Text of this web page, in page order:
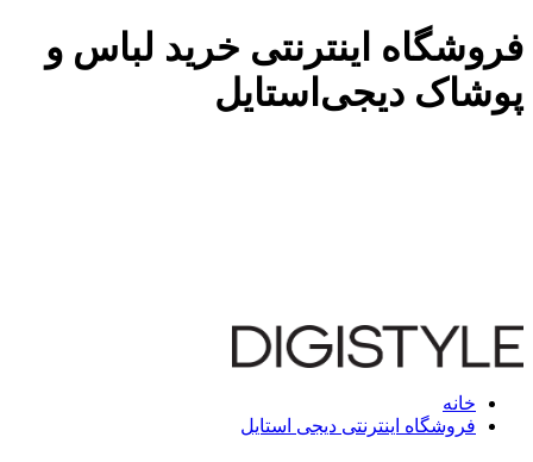
فروشگاه اینترنتی خرید لباس و
پوشاک دیجی‌استایل
خانه
فروشگاه اینترنتی دیجی استایل